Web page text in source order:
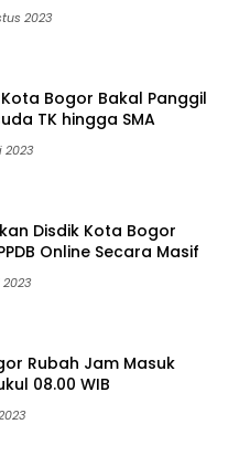
2023
Kota Bogor Bakal Panggil
TK hingga SMA
2023
Disdik Kota Bogor
Online Secara Masif
Rubah Jam Masuk
08.00 WIB